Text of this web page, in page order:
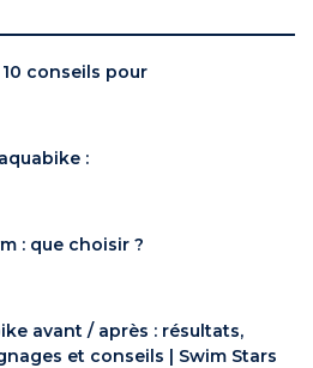
conseils pour
:
: que choisir ?
avant / après : résultats,
et conseils | Swim Stars